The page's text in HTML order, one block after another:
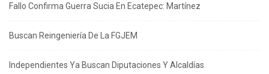
Fallo Confirma Guerra Sucia En Ecatepec: Martínez
Buscan Reingeniería De La FGJEM
Independientes Ya Buscan Diputaciones Y Alcaldías